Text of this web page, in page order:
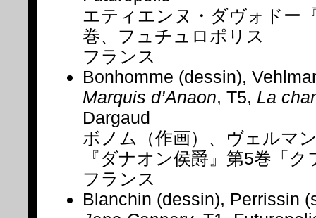
エティエンヌ・ダヴォドー
巻、フュチュロポリス
フランス
Bonhomme (dessin),
Marquis d’Anaon, T5, La
Dargaud
ボノム（作画）、ヴェルマ
『ダナオン侯爵』第5巻「
フランス
Blanchin (dessin), Perrissin